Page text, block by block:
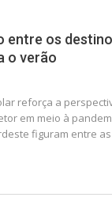
entre os
o verão
reforça a
em meio à
figuram entre